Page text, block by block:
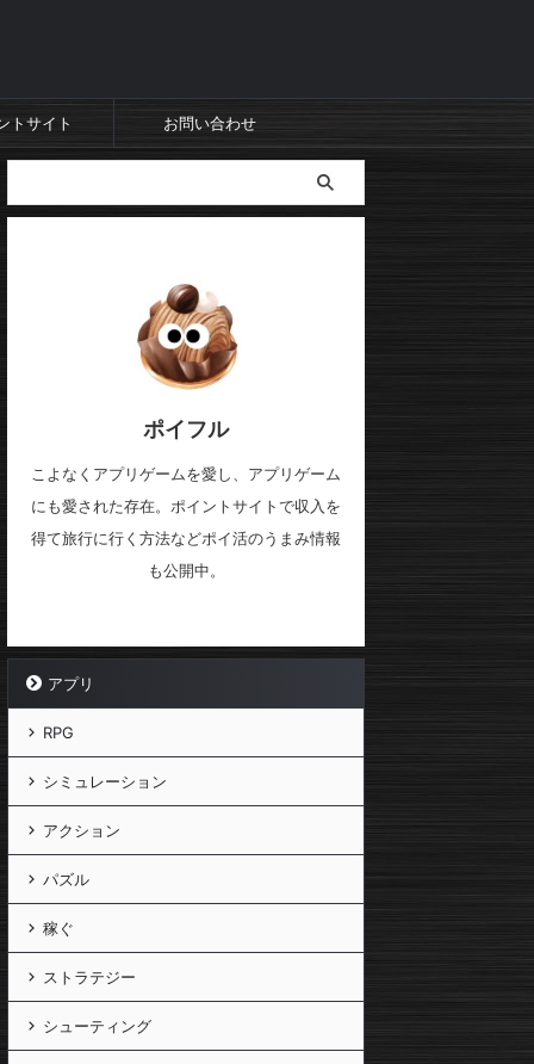
トサイト お問い合わせ
ポイフル
こよなくアプリゲームを愛し、アプリゲーム
にも愛された存在。ポイントサイトで収入を
得て旅行に行く方法などポイ活のうまみ情報
も公開中。
アプリ
RPG
シミュレーション
アクション
パズル
稼ぐ
ストラテジー
シューティング